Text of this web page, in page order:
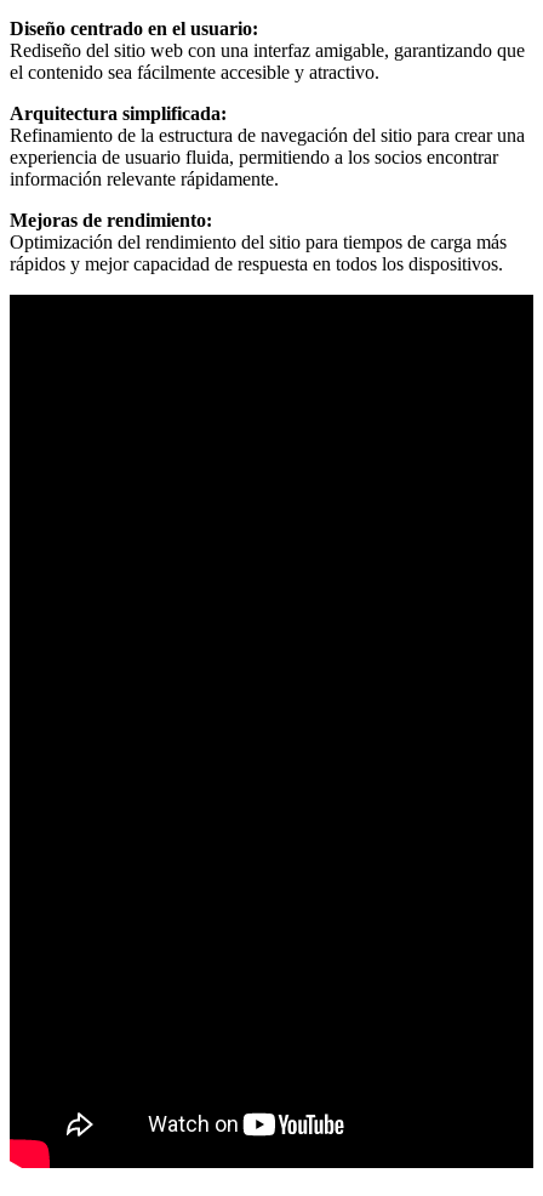
Diseño centrado en el usuario:
Rediseño del sitio web con una interfaz amigable, garantizando que
el contenido sea fácilmente accesible y atractivo.
Arquitectura simplificada:
Refinamiento de la estructura de navegación del sitio para crear una
experiencia de usuario fluida, permitiendo a los socios encontrar
información relevante rápidamente.
Mejoras de rendimiento:
Optimización del rendimiento del sitio para tiempos de carga más
rápidos y mejor capacidad de respuesta en todos los dispositivos.